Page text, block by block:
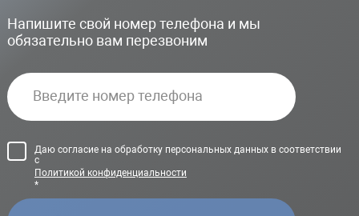
Напишите свой номер телефона и мы
обязательно вам перезвоним
Даю согласие на обработку персональных данных в соответствии
с
Политикой конфиденциальности
*